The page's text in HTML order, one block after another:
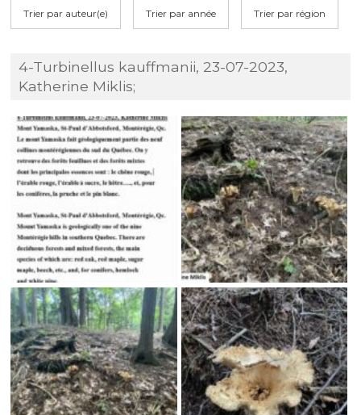
Trier par auteur(e) Trier par année Trier par région
4-Turbinellus kauffmanii, 23-07-2023,
Katherine Miklis;